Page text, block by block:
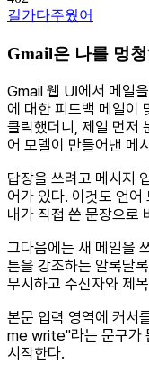
길가다주웠어
Gmail은 나를 멍
Gmail 웹 UI에서 메일
에 대한 피드백 메일이
클릭했더니, 제일 먼저
어 모델이 만들어낸 메
답장을 쓰려고 메시지
어가 있다. 이것도 언어
내가 직접 쓴 문장으로
그다음에는 새 메일을
튼을 강조하는 알록달
무시하고 수신자와 제
본문 입력 영역에 커서
me write"라는 문구가
시작한다.